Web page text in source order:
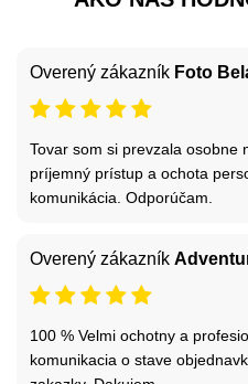
Overený zákazník Foto
Tovar som si prevzala osobne
príjemný prístup a ochota
komunikácia. Odporúčam.
Overený zákazník
100 % Velmi ochotny a
komunikacia o stave